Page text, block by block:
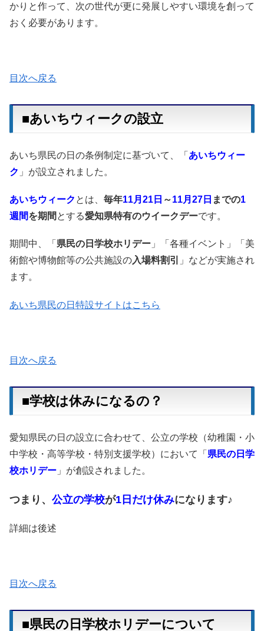
かりと作って、次の世代が更に発展しやすい環境を創って
おく必要があります。
目次へ戻る
■あいちウィークの設立
あいち県民の日の条例制定に基づいて、「 あいちウィー
ク 」が設立されました。
あいちウィーク とは、 毎年11月21日 ～11月27日 までの1
週間を期間 とする愛知県特有のウイークデーです。
期間中、「 県民の日学校ホリデー 」「各種イベント」「美
術館や博物館等の公共施設の入場料割引
」などが実施され
ます。
あいち県民の日特設サイトはこちら
目次へ戻る
■学校は休みになるの？
愛知県民の日の設立に合わせて、公立の学校（幼稚園・小
中学校・高等学校・特別支援学校）において「 県民の日学
校ホリデー 」が創設されました。
つまり、 公立の学校が1日だけ休みになります♪
詳細は後述
目次へ戻る
■県民の日学校ホリデーについて